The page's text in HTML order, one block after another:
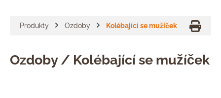
Produkty Ozdoby Kolébající se mužíček
Ozdoby / Kolébající se mužíček